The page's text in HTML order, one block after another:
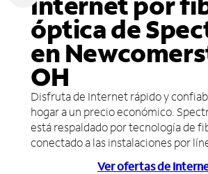
óptica de
en
OH
Disfruta de Internet rápido y
hogar a un precio económico.
está respaldado por tecnología de
conectado a las instalaciones por
Ver ofertas de